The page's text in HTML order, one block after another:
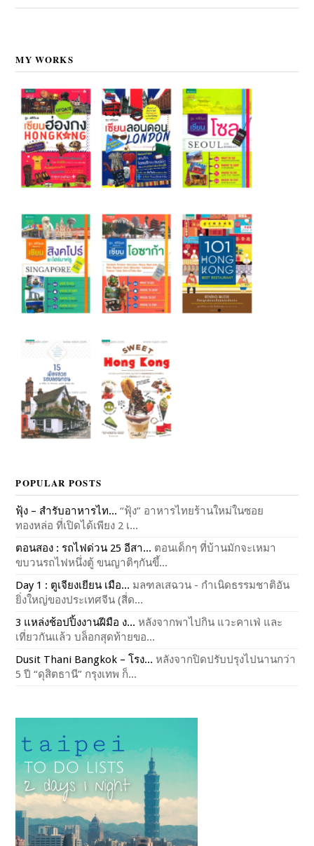
MY WORKS
POPULAR POSTS
ฟุ้ง – สำรับอาหารไท... “ฟุ้ง” อาหารไทยร้านใหม่ในซอย
ทองหล่อ ที่เปิดได้เพียง 2 เ...
ตอนสอง : รถไฟด่วน 25 อีสา... ตอนเด็กๆ ที่บ้านมักจะเหมา
ขบวนรถไฟหนึ่งตู้ ขนญาติๆกันขึ้...
Day 1 : ตูเจียงเยียน เมือ... มลฑลเสฉวน - กำเนิดธรรมชาติอัน
ยิ่งใหญ่ของประเทศจีน (สี่ด...
3 แหล่งช้อปปิ้งงานฝีมือ ง... หลังจากพาไปกิน แวะคาเฟ่ และ
เที่ยวกันแล้ว บล็อกสุดท้ายขอ...
Dusit Thani Bangkok – โรง... หลังจากปิดปรับปรุงไปนานกว่า
5 ปี “ดุสิตธานี” กรุงเทพ ก็...